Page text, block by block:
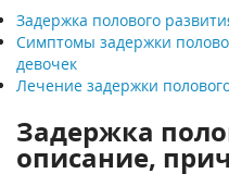
Задержка полового
Симптомы задержки
девочек
Лечение задержки
Задержка
описание,